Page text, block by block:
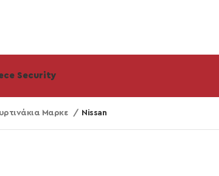
Security
Μαρκε Nissan